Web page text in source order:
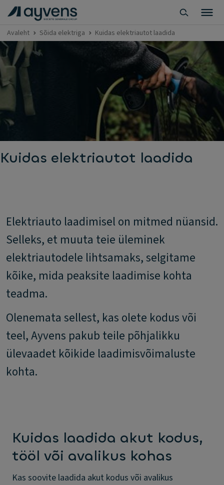
Avaleht Sõida elektriga Kuidas elektriautot laadida
Kuidas elektriautot laadida
Elektriauto laadimisel on mitmed nüansid.
Selleks, et muuta teie üleminek
elektriautodele lihtsamaks, selgitame
kõike, mida peaksite laadimise kohta
teadma.
Olenemata sellest, kas olete kodus või
teel, Ayvens pakub teile põhjalikku
ülevaadet kõikide laadimisvõimaluste
kohta.
Kuidas laadida akut kodus,
tööl või avalikus kohas
Kas soovite laadida akut kodus või avalikus